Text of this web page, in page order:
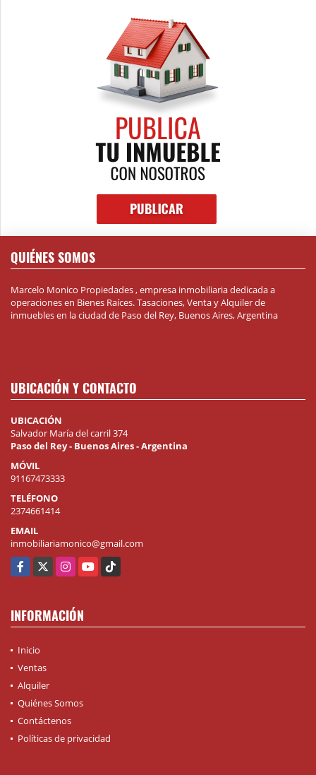
QUIÉNES SOMOS
Marcelo Monico Propiedades , empresa inmobiliaria dedicada a
operaciones en Bienes Raíces. Tasaciones, Venta y Alquiler de
inmuebles en la ciudad de Paso del Rey, Buenos Aires, Argentina
UBICACIÓN Y CONTACTO
UBICACIÓN
Salvador María del carril 374
Paso del Rey - Buenos Aires - Argentina
MÓVIL
91167473333
TELÉFONO
2374661414
EMAIL
inmobiliariamonico@gmail.com
Facebook
X InstagramYouTube
TikTok
INFORMACIÓN
Inicio
Ventas
Alquiler
Quiénes Somos
Contáctenos
Políticas de privacidad